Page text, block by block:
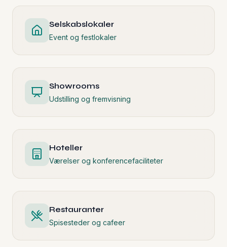
Selskabslokaler
Event og festlokaler
Showrooms
Udstilling og fremvisning
Hoteller
Værelser og konferencefaciliteter
Restauranter
Spisesteder og cafeer